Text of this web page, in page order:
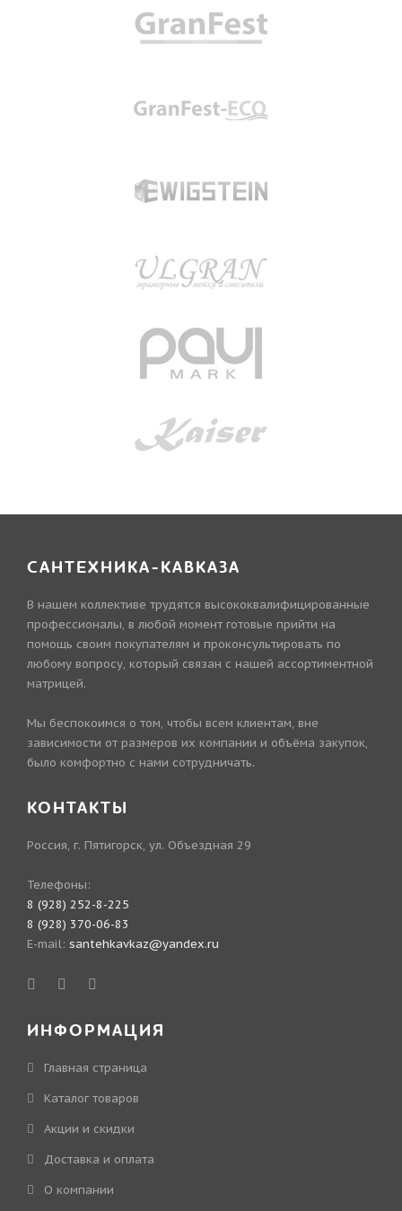
САНТЕХНИКА-КАВКАЗА
В нашем коллективе трудятся высококвалифицированные
профессионалы, в любой момент готовые прийти на
помощь своим покупателям и проконсультировать по
любому вопросу, который связан с нашей ассортиментной
матрицей.
Мы беспокоимся о том, чтобы всем клиентам, вне
зависимости от размеров их компании и объёма закупок,
было комфортно с нами сотрудничать.
КОНТАКТЫ
Россия, г. Пятигорск, ул. Объездная 29
Телефоны:
8 (928) 252-8-225
8 (928) 370-06-83
E-mail: santehkavkaz@yandex.ru
ИНФОРМАЦИЯ
Главная страница
Каталог товаров
Акции и скидки
Доставка и оплата
О компании